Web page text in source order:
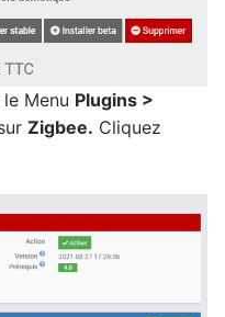
Menu Plugins >
Zigbee. Cliquez